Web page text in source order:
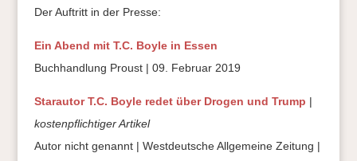
Der Auftritt in der Presse:
Ein Abend mit T.C. Boyle in Essen
Buchhandlung Proust | 09. Februar 2019
Starautor T.C. Boyle redet über Drogen und Trump |
kostenpflichtiger Artikel
Autor nicht genannt | Westdeutsche Allgemeine Zeitung |